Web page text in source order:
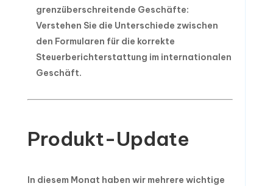
grenzüberschreitende Geschäfte:
Verstehen Sie die Unterschiede zwischen
den Formularen für die korrekte
Steuerberichterstattung im internationalen
Geschäft.
Produkt-Update
In diesem Monat haben wir mehrere wichtige